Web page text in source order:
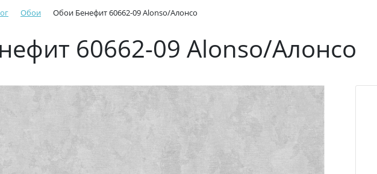
Обои Обои Бенефит 60662-09 Alonso/Алонсо
60662-09 Alonso/Алонсо